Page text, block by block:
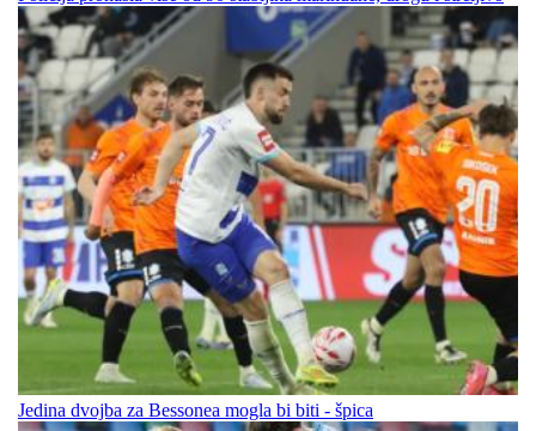
Jedina dvojba za Bessonea mogla bi biti - špica